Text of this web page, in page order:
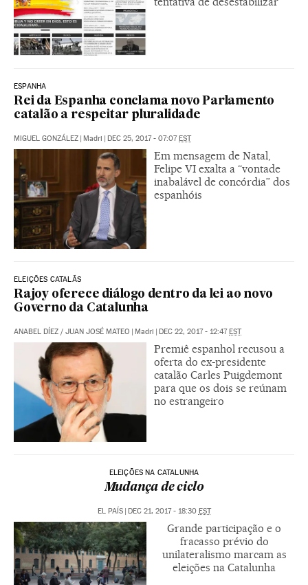
ESPANHA
Rei da Espanha conclama novo Parlamento
catalão a respeitar pluralidade
MIGUEL GONZÁLEZ Madri DEC 25, 2017 - 07:07 EST
Em mensagem de Natal,
Felipe VI exalta a “vontade
inabalável de concórdia” dos
espanhóis
ELEIÇÕES CATALÃS
Rajoy oferece diálogo dentro da lei ao novo
Governo da Catalunha
ANABEL DÍEZ / JUAN JOSÉ MATEO Madri DEC 22, 2017 - 12:47 EST
Premiê espanhol recusou a
oferta do ex-presidente
catalão Carles Puigdemont
para que os dois se reúnam
no estrangeiro
ELEIÇÕES NA CATALUNHA
Mudança de ciclo
EL PAÍS DEC 21, 2017 - 18:30 EST
Grande participação e o
fracasso prévio do
unilateralismo marcam as
eleições na Catalunha